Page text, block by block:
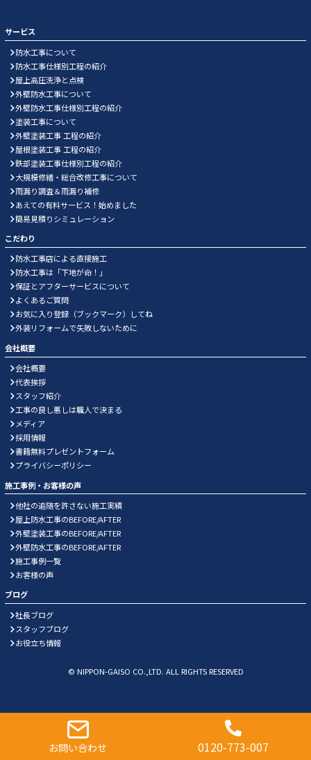
サービス
防水工事について
防水工事仕様別工程の紹介
屋上高圧洗浄と点検
外壁防水工事について
外壁防水工事仕様別工程の紹介
塗装工事について
外壁塗装工事 工程の紹介
屋根塗装工事 工程の紹介
鉄部塗装工事仕様別工程の紹介
大規模修繕・総合改修工事について
雨漏り調査＆雨漏り補修
あえての有料サービス！始めました
簡易見積りシミュレーション
こだわり
防水工事店による直接施工
防水工事は「下地が命！」
保証とアフターサービスについて
よくあるご質問
お気に入り登録（ブックマーク）してね
外装リフォームで失敗しないために
会社概要
会社概要
代表挨拶
スタッフ紹介
工事の良し悪しは職人で決まる
メディア
採用情報
書籍無料プレゼントフォーム
プライバシーポリシー
施工事例・お客様の声
他社の追随を許さない施工実績
屋上防水工事のBEFORE/AFTER
外壁塗装工事のBEFORE/AFTER
外壁防水工事のBEFORE/AFTER
施工事例一覧
お客様の声
ブログ
社長ブログ
スタッフブログ
お役立ち情報
© NIPPON-GAISO CO.,LTD. ALL RIGHTS RESERVED
お問い合わせ 0120-773-007